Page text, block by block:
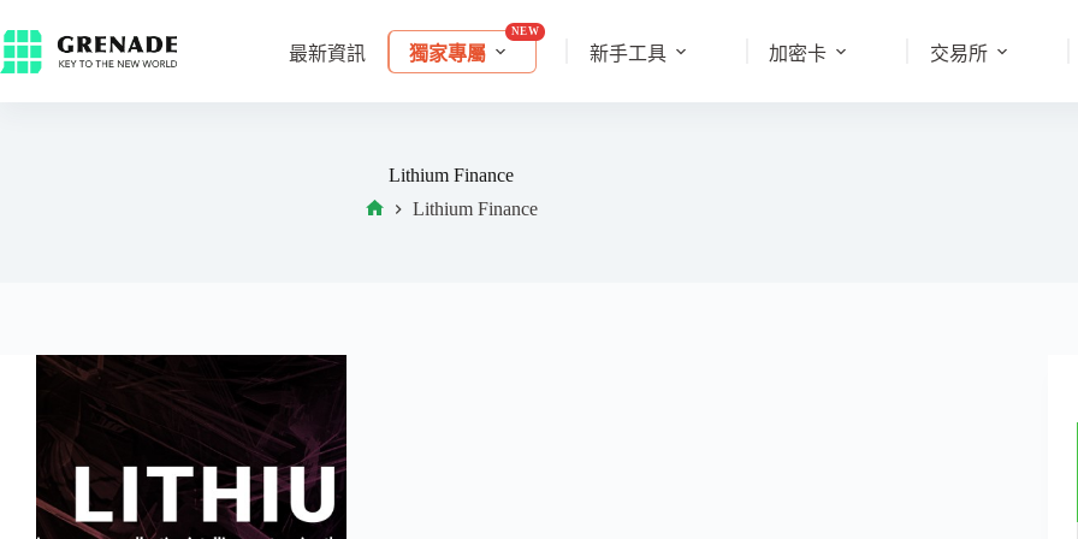
最新資訊 獨家專屬 新手工具 加密卡 交易所
Lithium Finance
Lithium Finance